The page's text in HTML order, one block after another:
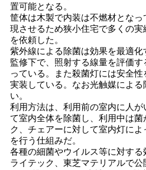
置可能となる。
筐体は木製で内装は不燃材とな
現させるため狭小住宅で多くの
を依頼した。
紫外線による除菌は効果を最適
監修下で、照射する線量を評価
っている。また殺菌灯には安全
実装している。なお光触媒によ
い。
利用方法は、利⽤前の室内に人
て室内全体を除菌し、利⽤中は
ク、チェアーに対して室内灯に
を⾏う仕組みだ。
各種の細菌やウイルス等に対す
ライテック、東芝マテリアルで